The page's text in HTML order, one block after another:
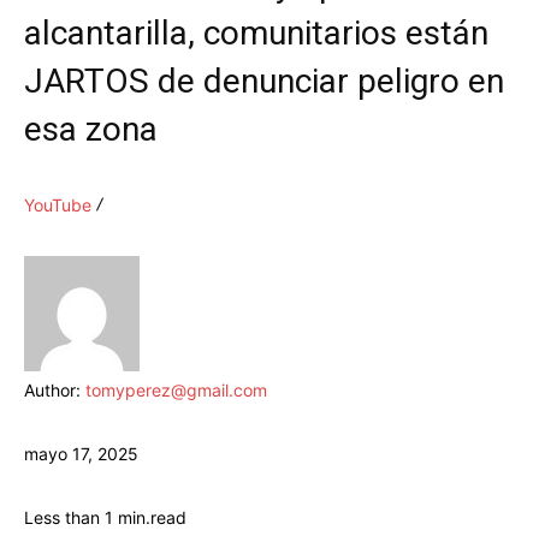
alcantarilla, comunitarios están
JARTOS de denunciar peligro en
esa zona
YouTube
Author: tomyperez@gmail.com
mayo 17, 2025
Less than 1 min.read